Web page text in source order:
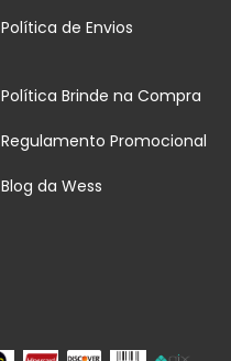
Política de Envios
Política Brinde na Compra
Regulamento Promocional
Blog da Wess